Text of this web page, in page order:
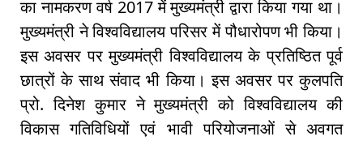
का नामकरण वर्ष 2017 में मुख्यमंत्री द्वारा किया गया था।
मुख्यमंत्री ने विश्वविद्यालय परिसर में पौधारोपण भी किया।
इस अवसर पर मुख्यमंत्री विश्वविद्यालय के प्रतिष्ठित पूर्व
छात्रों के साथ संवाद भी किया। इस अवसर पर कुलपति
प्रो. दिनेश कुमार ने मुख्यमंत्री को विश्वविद्यालय की
विकास गतिविधियों एवं भावी परियोजनाओं से अवगत